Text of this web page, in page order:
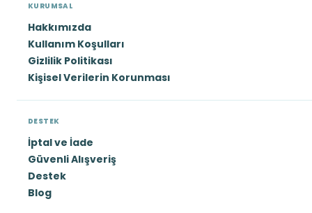
KURUMSAL
Hakkımızda
Kullanım Koşulları
Gizlilik Politikası
Kişisel Verilerin Korunması
DESTEK
İptal ve İade
Güvenli Alışveriş
Destek
Blog